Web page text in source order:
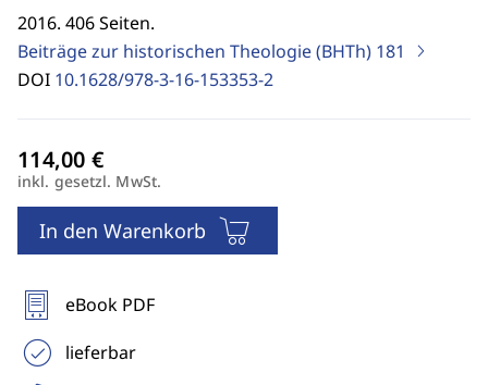
2016. 406 Seiten.
Beiträge zur historischen Theologie (BHTh) 181
DOI 10.1628/978-3-16-153353-2
inkl. gesetzl. MwSt.
In den Warenkorb
eBook PDF
lieferbar